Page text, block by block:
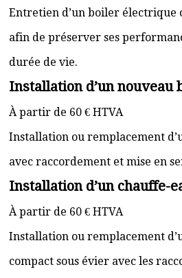
Entretien d’un boiler électrique
afin de préserver ses
durée de vie.
Installation d’un
À partir de 60 € HTVA
Installation ou remplacement
avec raccordement et mise en
Installation d’un chauffe-
À partir de 60 € HTVA
Installation ou remplacement
compact sous évier avec les